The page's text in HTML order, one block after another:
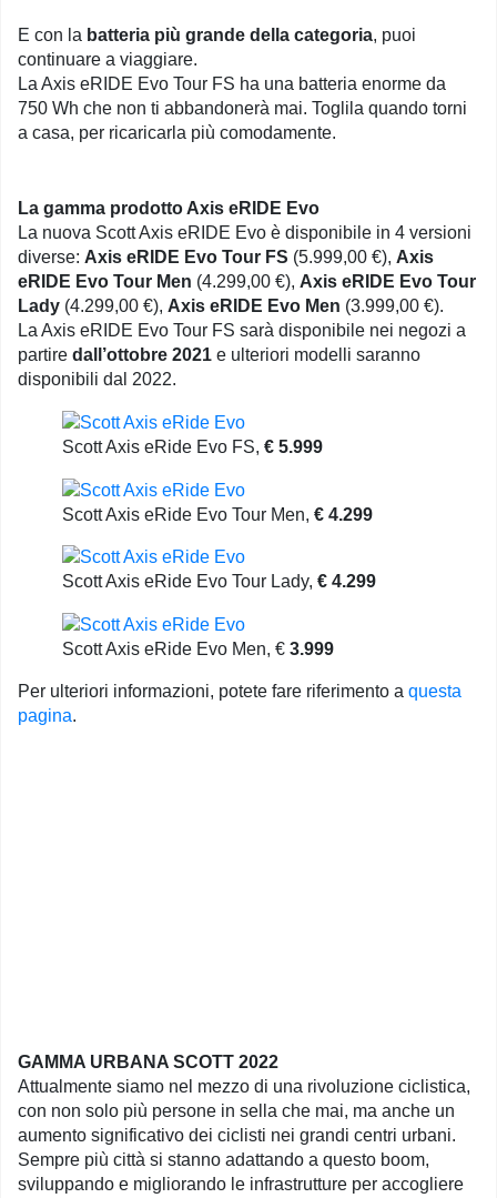
E con la batteria più grande della categoria, puoi
continuare a viaggiare.
La Axis eRIDE Evo Tour FS ha una batteria enorme da
750 Wh che non ti abbandonerà mai. Toglila quando torni
a casa, per ricaricarla più comodamente.
La gamma prodotto Axis eRIDE Evo
La nuova Scott Axis eRIDE Evo è disponibile in 4 versioni
diverse: Axis eRIDE Evo Tour FS (5.999,00 €), Axis
eRIDE Evo Tour Men (4.299,00 €), Axis eRIDE Evo Tour
Lady (4.299,00 €), Axis eRIDE Evo Men (3.999,00 €).
La Axis eRIDE Evo Tour FS sarà disponibile nei negozi a
partire dall’ottobre 2021 e ulteriori modelli saranno
disponibili dal 2022.
Scott Axis eRide Evo FS, € 5.999
Scott Axis eRide Evo Tour Men, € 4.299
Scott Axis eRide Evo Tour Lady, € 4.299
Scott Axis eRide Evo Men, € 3.999
Per ulteriori informazioni, potete fare riferimento a questa
pagina.
GAMMA URBANA SCOTT 2022
Attualmente siamo nel mezzo di una rivoluzione ciclistica,
con non solo più persone in sella che mai, ma anche un
aumento significativo dei ciclisti nei grandi centri urbani.
Sempre più città si stanno adattando a questo boom,
sviluppando e migliorando le infrastrutture per accogliere